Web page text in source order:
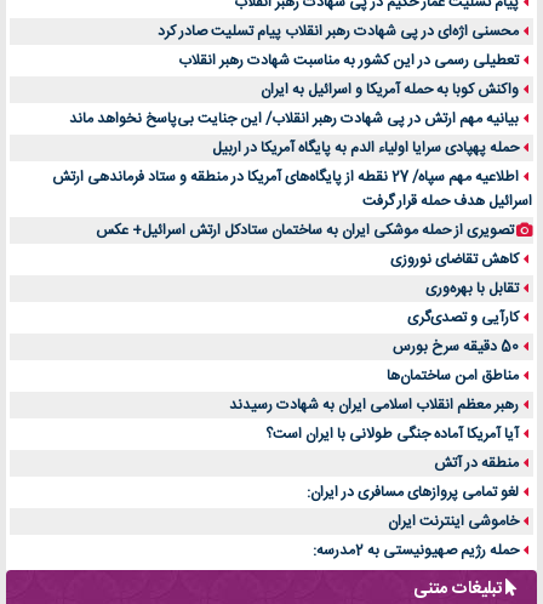
محسنی اژه‌ای در پی شهادت رهبر انقلاب پیام تسلیت صادر کرد
تعطیلی رسمی در این کشور به مناسبت شهادت رهبر انقلاب
واکنش کوبا به حمله آمریکا و اسرائیل به ایران
بیانیه مهم ارتش در پی شهادت رهبر انقلاب/ این جنایت بی‌پاسخ نخواهد ماند
حمله پهپادی سرایا اولیاء الدم به پایگاه آمریکا در اربیل
اطلاعیه مهم سپاه/ 27 نقطه از پایگاه‌های آمریکا در منطقه و ستاد فرماندهی ارتش
اسرائیل هدف حمله قرار گرفت
تصویری از حمله موشکی ایران به ساختمان ستادکل ارتش اسرائیل+ عکس
کاهش تقاضای نوروزی
تقابل با بهره‌وری
کارآیی و تصدی‌گری
50 دقیقه سرخ بورس
مناطق امن ساختمان‌ها
رهبر معظم انقلاب اسلامی ایران به شهادت رسیدند
آیا آمریکا آماده جنگی طولانی با ایران است؟
منطقه در آتش
لغو تمامی پروازهای مسافری در ایران:
خاموشی اینترنت ایران
حمله رژیم صهیونیستی به 2مدرسه:
تبلیغات متنی